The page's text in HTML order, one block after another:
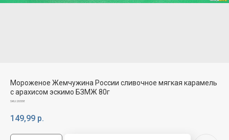
Мороженое Жемчужина России сливочное мягкая карамель
с арахисом эскимо БЗМЖ 80г
SKU:20338
149,99 р.